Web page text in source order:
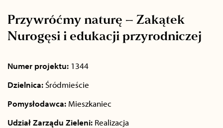
Przywróćmy naturę – Zakątek
Nurogęsi i edukacji przyrodniczej
Numer projektu: 1344
Dzielnica: Śródmieście
Pomysłodawca: Mieszkaniec
Udział Zarządu Zieleni: Realizacja